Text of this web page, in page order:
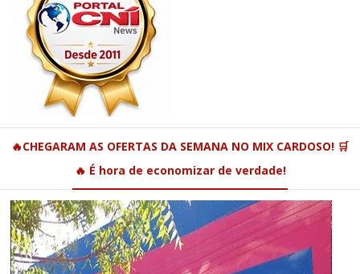
🔥CHEGARAM AS OFERTAS DA SEMANA NO MIX CARDOSO! 🛒
🔥 É hora de economizar de verdade!